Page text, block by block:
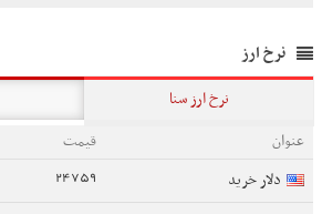
نرخ ارز
نرخ ارز سنا
عنوان
قیمت
دلار خرید
24759